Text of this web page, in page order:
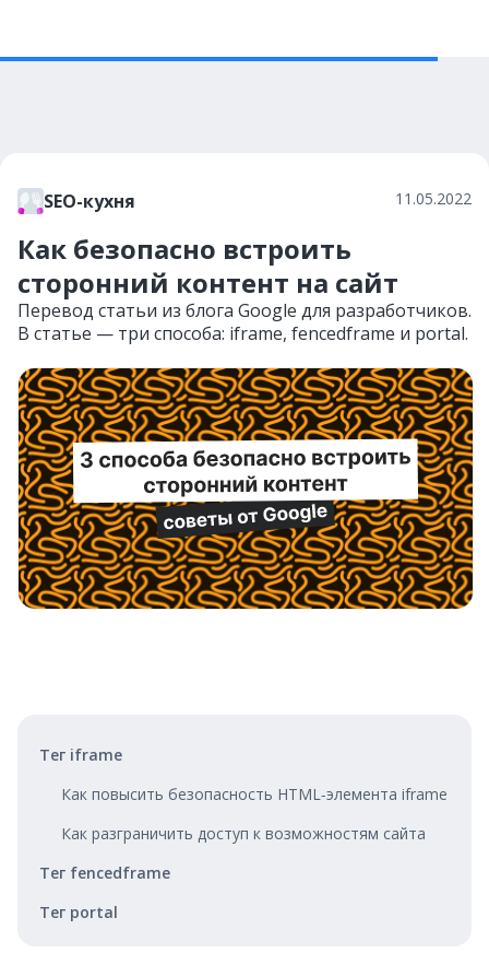
SEO-кухня 11.05.2022
Как безопасно встроить
сторонний контент на сайт
Перевод статьи из блога Google для разработчиков.
В статье — три способа: iframe, fencedframe и portal.
Тег iframe
Как повысить безопасность HTML‑элемента iframe
Как разграничить доступ к возможностям сайта
Тег fencedframe
Тег portal